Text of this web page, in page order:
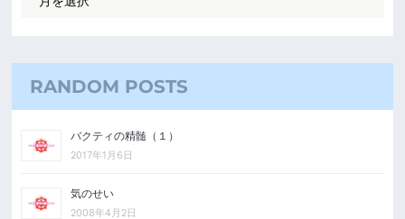
RANDOM POSTS
バクティの精髄（１）
2017年1月6日
気のせい
2008年4月2日